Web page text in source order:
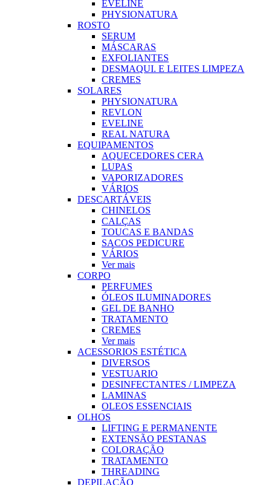
EVELINE
PHYSIONATURA
ROSTO
SERUM
MÁSCARAS
EXFOLIANTES
DESMAQUI. E LEITES LIMPEZA
CREMES
SOLARES
PHYSIONATURA
REVLON
EVELINE
REAL NATURA
EQUIPAMENTOS
AQUECEDORES CERA
LUPAS
VAPORIZADORES
VÁRIOS
DESCARTÁVEIS
CHINELOS
CALÇAS
TOUCAS E BANDAS
SACOS PEDICURE
VÁRIOS
Ver mais
CORPO
PERFUMES
ÓLEOS ILUMINADORES
GEL DE BANHO
TRATAMENTO
CREMES
Ver mais
ACESSORIOS ESTÉTICA
DIVERSOS
VESTUARIO
DESINFECTANTES / LIMPEZA
LAMINAS
OLEOS ESSENCIAIS
OLHOS
LIFTING E PERMANENTE
EXTENSÃO PESTANAS
COLORAÇÃO
TRATAMENTO
THREADING
DEPILAÇÃO